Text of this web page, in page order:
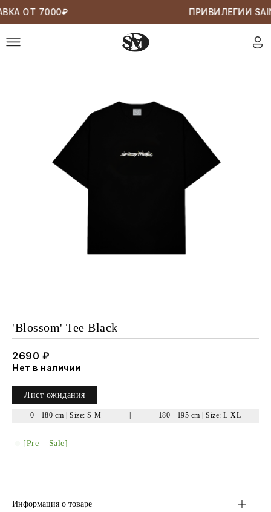
ОТ 7000₽ ПРИВИЛЕГИИ
'Blossom' Tee Black
2690 ₽
Нет в наличии
Лист ожидания
0 - 180 cm | Size: S-M 180 - 195 cm | Size: L-XL
[Pre – Sale]
Информация о товаре